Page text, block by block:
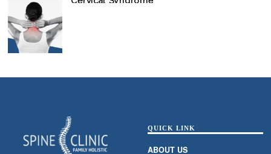
QUICK LINK
ABOUT US